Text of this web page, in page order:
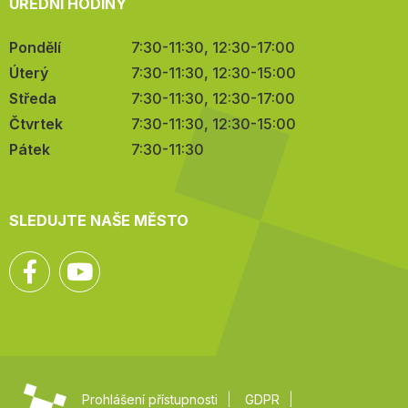
ÚŘEDNÍ HODINY
Pondělí
7:30-11:30, 12:30-17:00
Úterý
7:30-11:30, 12:30-15:00
Středa
7:30-11:30, 12:30-17:00
Čtvrtek
7:30-11:30, 12:30-15:00
Pátek
7:30-11:30
SLEDUJTE NAŠE MĚSTO
Facebook
Prohlášení přístupnosti GDPR